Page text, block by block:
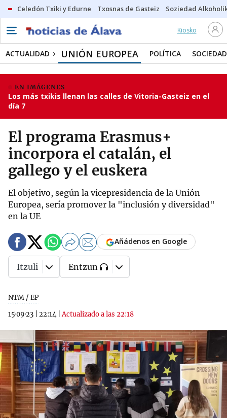
Celedón Txiki y Edurne Txosnas de Gasteiz Soziedad
Kiosko
ACTUALIDAD UNIÓN EUROPEA POLÍTICA SOCIEDAD
EN IMÁGENES
Los más txikis llenan las calles de Vitoria-Gasteiz en el
día 7
El programa Erasmus+
incorpora el catalán, el
gallego y el euskera
El objetivo, según la vicepresidencia de la Unión
Europea, sería promover la "inclusión y diversidad"
en la UE
NTM / EP
15·09·23
22:14 |Actualizado a las 22:18
Añádenos en Google
Itzuli Entzun